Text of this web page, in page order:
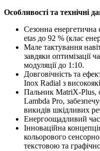
Особливості та технічні
Сезонна енергетична
etas до 92 % (клас
Мале тактування
завдяки оптимізації
модуляції до 1:10.
Довговічність та
Inox Radial з
Пальник MatriX-Plus,
Lambda Pro,
викидів шкідливих
Енергоощадливий
Інноваційна
кольорового
текстовою та